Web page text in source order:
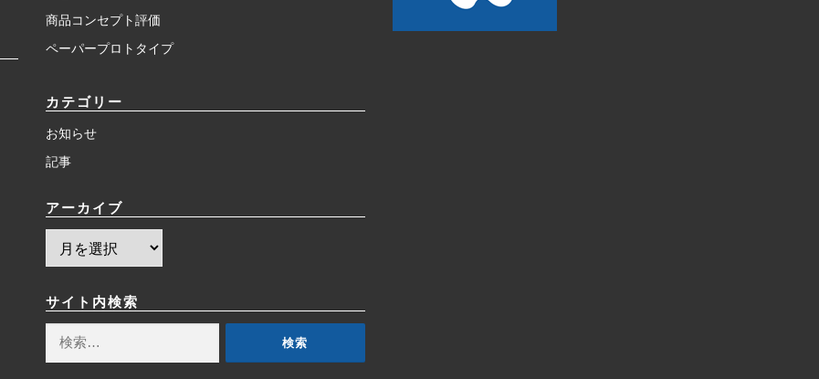
商品コンセプト評価
ペーパープロトタイプ
カテゴリー
お知らせ
記事
アーカイブ
イ
ブ
サイト内検索